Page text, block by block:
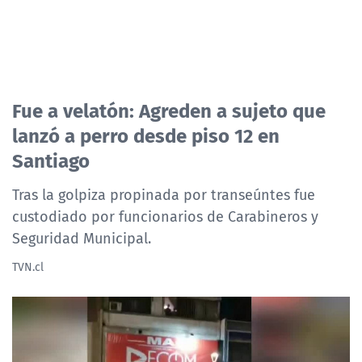
Fue a velatón: Agreden a sujeto que
lanzó a perro desde piso 12 en
Santiago
Tras la golpiza propinada por transeúntes fue
custodiado por funcionarios de Carabineros y
Seguridad Municipal.
TVN.cl